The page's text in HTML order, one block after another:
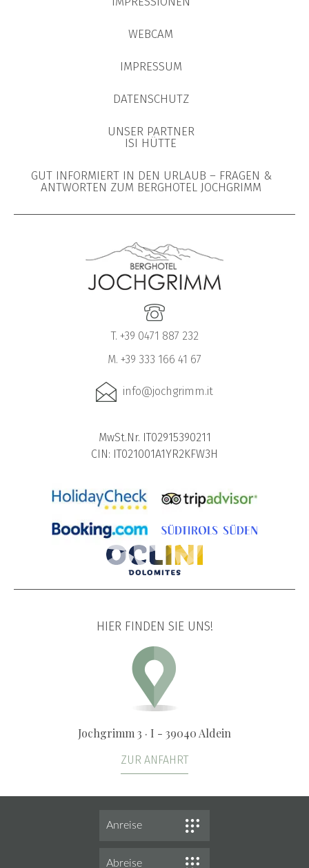
WEBCAM
IMPRESSUM
DATENSCHUTZ
UNSER PARTNER
ISI HÜTTE
GUT INFORMIERT IN DEN URLAUB – FRAGEN &
ANTWORTEN ZUM BERGHOTEL JOCHGRIMM
T. +39 0471 887 232
M. +39 333 166 41 67
info@jochgrimm.it
MwSt.Nr. IT02915390211
CIN: IT021001A1YR2KFW3H
HIER FINDEN SIE UNS!
Jochgrimm 3 · I - 39040 Aldein
ZUR ANFAHRT